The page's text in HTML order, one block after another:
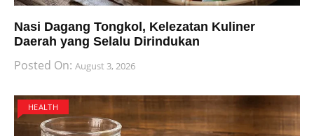
Nasi Dagang Tongkol, Kelezatan Kuliner
Daerah yang Selalu Dirindukan
Posted On: August 3, 2026
HEALTH